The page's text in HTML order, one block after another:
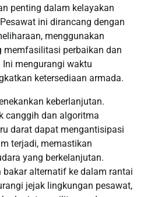
penting dalam kelayakan
ini dirancang dengan
menggunakan
memfasilitasi perbaikan dan
mengurangi waktu
ketersediaan armada.
keberlanjutan.
canggih dan algoritma
darat dapat mengantisipasi
terjadi, memastikan
yang berkelanjutan.
alternatif ke dalam rantai
jejak lingkungan pesawat,